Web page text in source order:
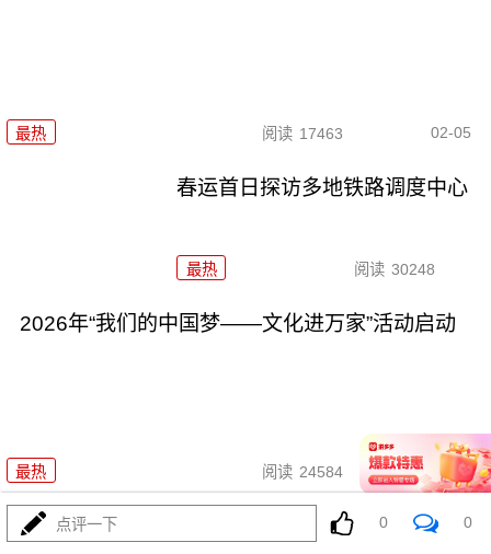
最热 阅读 17463 02-05
春运首日探访多地铁路调度中心
最热 阅读 30248
2026年“我们的中国梦——文化进万家”活动启动
最热 阅读 24584 02-02
今年春运全社会跨区域人员流动量预计将达95亿人
点评一下 0 0